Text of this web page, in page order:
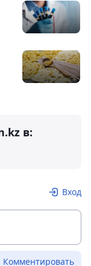
в:
Вход
Комментировать